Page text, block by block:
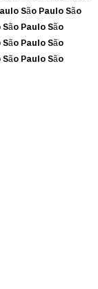
São PauloSão
São PauloSão
São PauloSão
São PauloSão